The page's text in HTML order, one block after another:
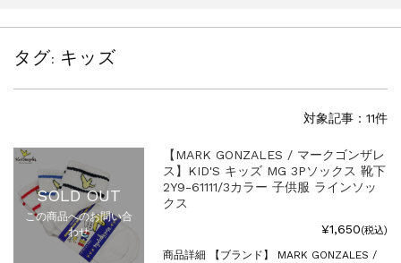
タグ: キッズ
対象記事：11件
SOLD OUT
この商品へのお問い合
わせ
【MARK GONZALES / マークゴンザレ
ス】KID'S キッズ MG 3Pソックス 靴下
2Y9-61111/3カラー 子供服 ラインソッ
クス
¥1,650(税込)
商品詳細 【ブランド】 MARK GONZALES /